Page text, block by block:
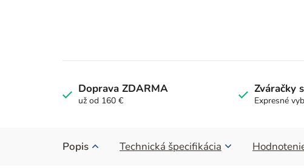
Doprava ZDARMA
už od 160 €
Zváračky
Expresné
Popis Technická špecifikácia